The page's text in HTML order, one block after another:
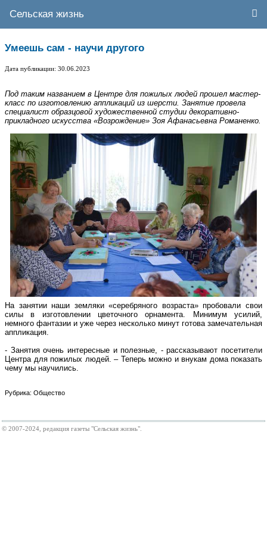
Сельская жизнь
Умеешь сам - научи другого
Дата публикации: 30.06.2023
Под таким названием в Центре для пожилых людей прошел мастер-
класс по изготовлению аппликаций из шерсти. Занятие провела
специалист образцовой художественной студии декоративно-
прикладного искусства «Возрождение» Зоя Афанасьевна Романенко.
На занятии наши земляки «серебряного возраста» пробовали свои
силы в изготовлении цветочного орнамента. Минимум усилий,
немного фантазии и уже через несколько минут готова замечательная
аппликация.
- Занятия очень интересные и полезные, - рассказывают посетители
Центра для пожилых людей. – Теперь можно и внукам дома показать
чему мы научились.
Рубрика: Общество
© 2007-2024, редакция газеты "Сельская жизнь".